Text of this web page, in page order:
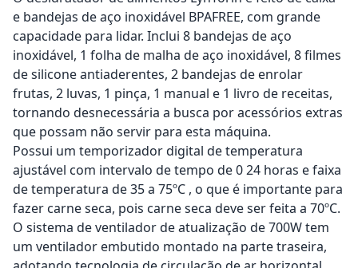
e bandejas de aço inoxidável BPAFREE, com grande
capacidade para lidar. Inclui 8 bandejas de aço
inoxidável, 1 folha de malha de aço inoxidável, 8 filmes
de silicone antiaderentes, 2 bandejas de enrolar
frutas, 2 luvas, 1 pinça, 1 manual e 1 livro de receitas,
tornando desnecessária a busca por acessórios extras
que possam não servir para esta máquina.
Possui um temporizador digital de temperatura
ajustável com intervalo de tempo de 0 24 horas e faixa
de temperatura de 35 a 75ºC , o que é importante para
fazer carne seca, pois carne seca deve ser feita a 70ºC.
O sistema de ventilador de atualização de 700W tem
um ventilador embutido montado na parte traseira,